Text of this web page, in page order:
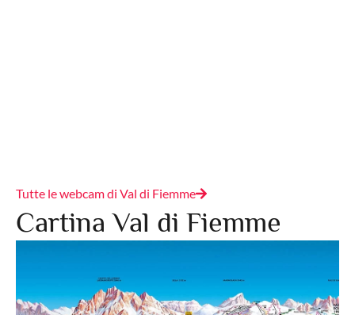
Tutte le webcam di Val di Fiemme
Cartina Val di Fiemme